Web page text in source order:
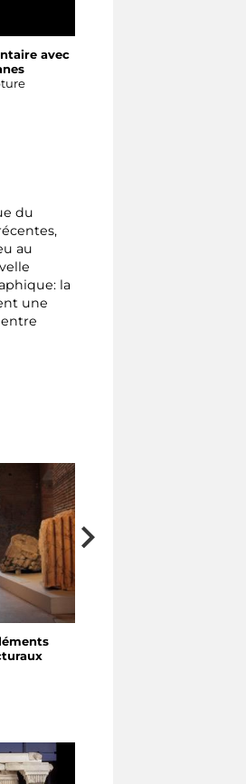
avec
du
au
la
une